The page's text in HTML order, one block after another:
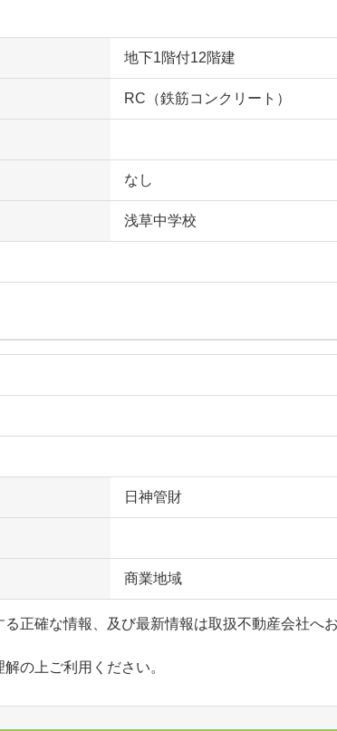
地下1階付12階建
RC（鉄筋コンクリート）
なし
浅草中学校
日神管財
商業地域
正確な情報、及び最新情報は取扱不動産会社へ
の上ご利用ください。